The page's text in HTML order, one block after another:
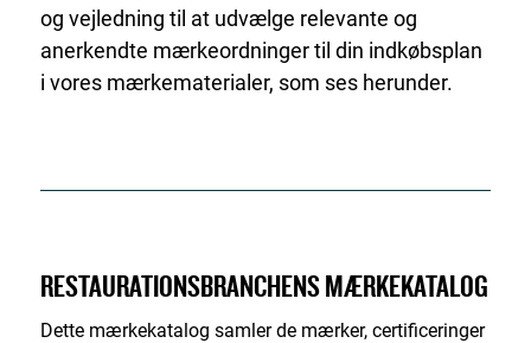
og vejledning til at udvælge relevante og
anerkendte mærkeordninger til din indkøbsplan
i vores mærkematerialer, som ses herunder.
RESTAURATIONSBRANCHENS MÆRKEKATALOG
Dette mærkekatalog samler de mærker, certificeringer